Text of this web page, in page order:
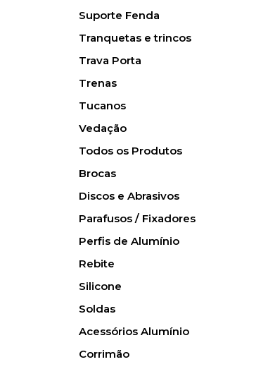
Suporte Fenda
Tranquetas e trincos
Trava Porta
Trenas
Tucanos
Vedação
Todos os Produtos
Brocas
Discos e Abrasivos
Parafusos / Fixadores
Perfis de Alumínio
Rebite
Silicone
Soldas
Acessórios Alumínio
Corrimão